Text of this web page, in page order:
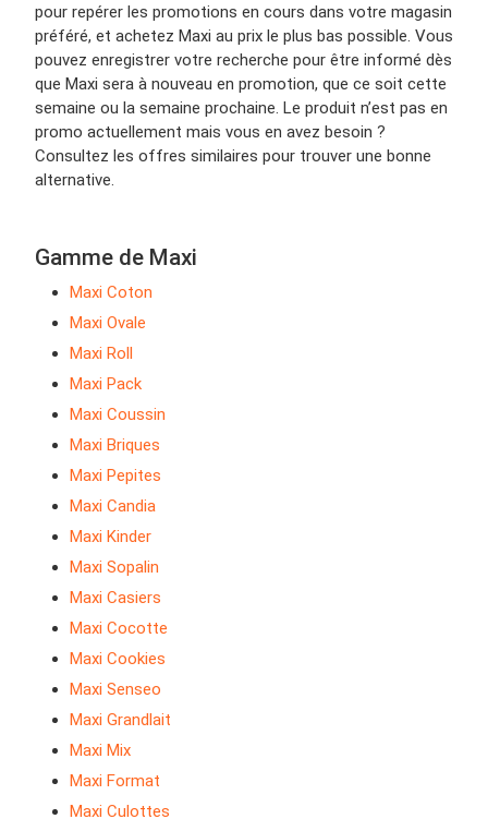
pour repérer les promotions en cours dans votre magasin
préféré, et achetez Maxi au prix le plus bas possible. Vous
pouvez enregistrer votre recherche pour être informé dès
que Maxi sera à nouveau en promotion, que ce soit cette
semaine ou la semaine prochaine. Le produit n’est pas en
promo actuellement mais vous en avez besoin ?
Consultez les offres similaires pour trouver une bonne
alternative.
Gamme de Maxi
Maxi Coton
Maxi Ovale
Maxi Roll
Maxi Pack
Maxi Coussin
Maxi Briques
Maxi Pepites
Maxi Candia
Maxi Kinder
Maxi Sopalin
Maxi Casiers
Maxi Cocotte
Maxi Cookies
Maxi Senseo
Maxi Grandlait
Maxi Mix
Maxi Format
Maxi Culottes